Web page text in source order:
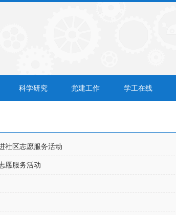
科学研究 党建工作 学工在线
社区志愿服务活动
愿服务活动